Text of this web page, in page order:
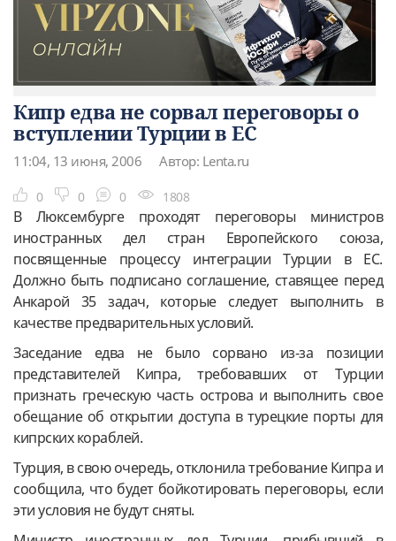
Кипр едва не сорвал переговоры о
вступлении Турции в ЕС
11:04, 13 июня, 2006 Автор: Lenta.ru
0 0 0 1808
В Люксембурге проходят переговоры министров
иностранных дел стран Европейского союза,
посвященные процессу интеграции Турции в ЕС.
Должно быть подписано соглашение, ставящее перед
Анкарой 35 задач, которые следует выполнить в
качестве предварительных условий.
Заседание едва не было сорвано из-за позиции
представителей Кипра, требовавших от Турции
признать греческую часть острова и выполнить свое
обещание об открытии доступа в турецкие порты для
кипрских кораблей.
Турция, в свою очередь, отклонила требование Кипра и
сообщила, что будет бойкотировать переговоры, если
эти условия не будут сняты.